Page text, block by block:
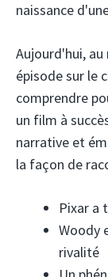
naissance
Aujourd'hui,
épisode sur le
comprendre
un film à
narrative et
la façon de
Pixar a
Woody
rivalité